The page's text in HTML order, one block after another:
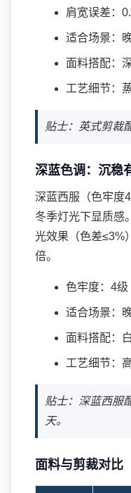
肩宽误差：
适合场景：
面料搭配：
工艺细节：
贴士：英式剪裁
深蓝色调：沉稳
深蓝西服（色牢度
冬季灯光下显质感
光效果（色差≤3%
倍。
色牢度：4级
适合场景：
面料搭配：
工艺细节：
贴士：深蓝西服
天。
面料与剪裁对比